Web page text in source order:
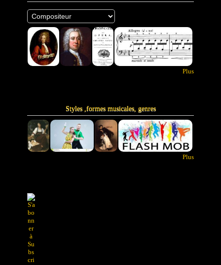
Plus
Styles ,formes musicales, genres
Plus